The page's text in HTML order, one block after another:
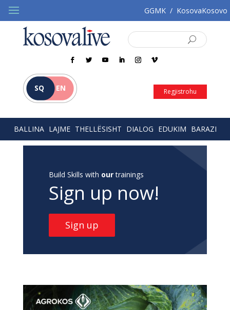
GGMK / KosovaKosovo
SQ EN Regjistrohu
BALLINA LAJME THELLËSISHT DIALOG EDUKIM BARAZI
Build Skills with ourtrainings
Sign up now!
Sign up